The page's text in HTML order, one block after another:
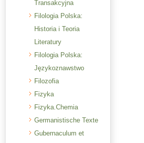
Transakcyjna
Filologia Polska:
Historia i Teoria
Literatury
Filologia Polska:
Językoznawstwo
Filozofia
Fizyka
Fizyka.Chemia
Germanistische Texte
Gubernaculum et